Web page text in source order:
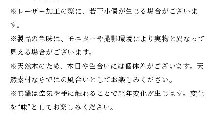
※レーザー加工の際に、若干小傷が生じる場合がございま
す。
※製品の色味は、モニターや撮影環境により実物と異なって
見える場合がございます。
※天然木のため、木目や色合いには個体差がございます。天
然素材ならではの風合いとしてお楽しみください。
※真鍮は空気や手に触れることで経年変化が生じます。変化
を“味”としてお楽しみください。